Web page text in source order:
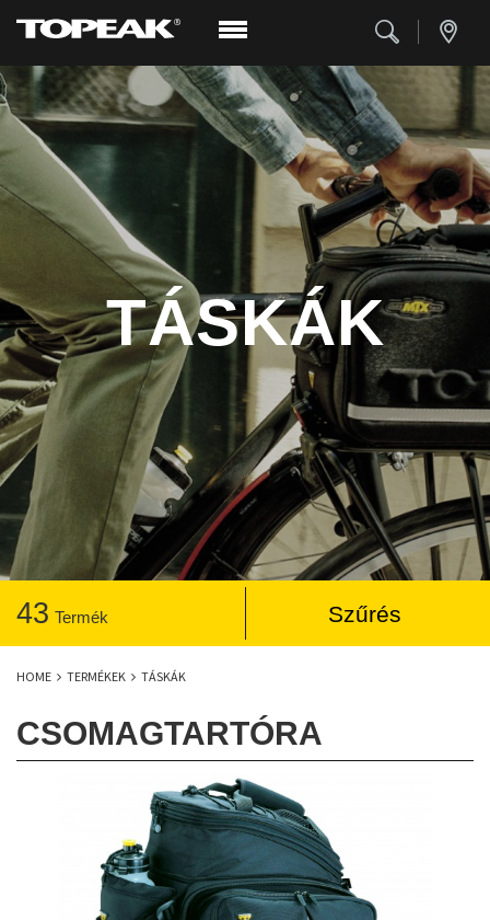
TÁSKÁK
43 Termék Szűrés
HOME TERMÉKEK TÁSKÁK
CSOMAGTARTÓRA